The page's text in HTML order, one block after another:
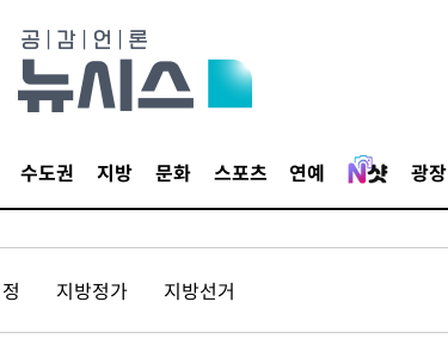
수도권 지방 문화 스포츠 연예 광장
지방정가 지방선거